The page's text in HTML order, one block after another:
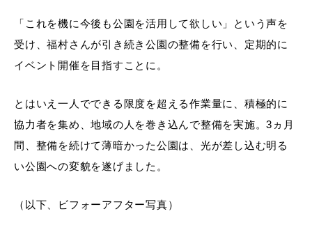
「これを機に今後も公園を活用して欲しい」という声を
受け、福村さんが引き続き公園の整備を行い、定期的に
イベント開催を目指すことに。
とはいえ一人でできる限度を超える作業量に、積極的に
協力者を集め、地域の人を巻き込んで整備を実施。3ヵ月
間、整備を続けて薄暗かった公園は、光が差し込む明る
い公園への変貌を遂げました。
（以下、ビフォーアフター写真）